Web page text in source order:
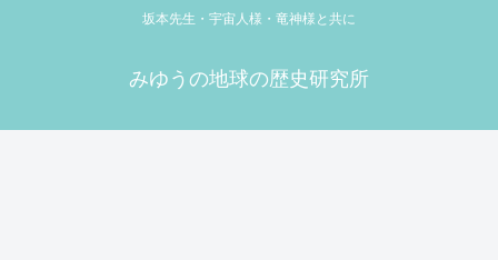
坂本先生・宇宙人様・竜神様と共に
みゆうの地球の歴史研究所